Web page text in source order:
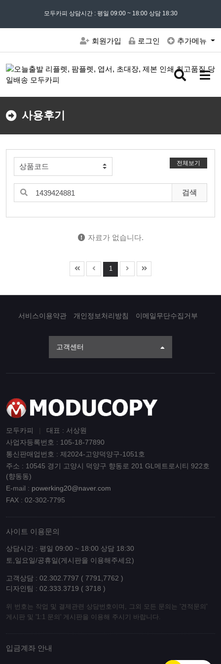
모든 문의는02) 302 - 7797및 ' 견적문의 ' 게시판을 이용해주세요
모두카피 상담시간 : 평일 09:00 ~ 18:00 상담 18:30
회원가입 로그인 추가메뉴
검
버
메
버
사용후기
전체보기
검색
자료가 없습니다.
1
서비스이용약관 개인정보처리방침 이메일무단수집거부
고객센터
모두카피
대표 : 서상원
사업자등록번호 : 105-18-77890
통신판매업번호 : 제2024-고양덕양구-1051호
주소 : 10545 경기 고양시 덕양구 향동로 201 GL메트로시티 922호
(향동동)
E-mail : powerking20@naver.com
FAX : 02-302-7795
사이트 이용문의
상담시간 : 평일 09:00 ~ 18:00 상담 18:30
토,일요일/공휴일(게시판을 이용해주세요)
고객상담 : 02.302.7797 ( 7791,7762 )
디자인팀 : 02.333.3719 ( 3718 )
위 번호는 작업 및 결제관련 상담번호이며, 그외 모든 문의는 '견적문의'
게시판 및 '1:1 문의' 게시판을 이용해 주시기 바랍니다.
입금계좌 안내